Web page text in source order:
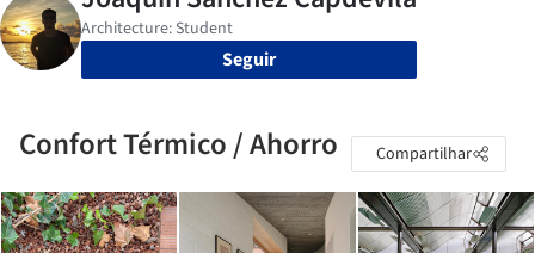
Seguir
Confort Térmico / Ahorro Compartilhar